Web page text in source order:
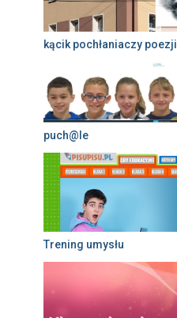
kącik pochłaniaczy poezji
puch@le
Trening umysłu